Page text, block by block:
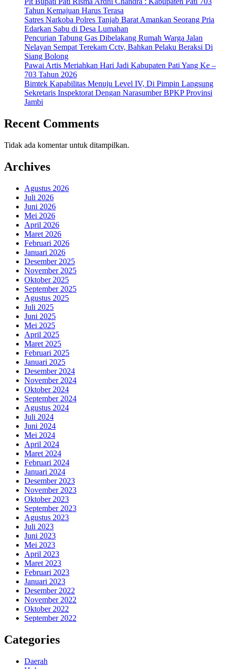
Tahun Kemajuan Harus Terasa
Satres Narkoba Polres Tanjab Barat Amankan Seorang Pria
Edarkan Sabu di Desa Lumahan
Pencurian Tabung Gas Dibelakang Rumah Warga Jalan
Nelayan Sempat Terekam Cctv, Bahkan Pelaku Beraksi Di
Siang Bolong
Pawai Artis Meriahkan Hari Jadi Kabupaten Pati Yang Ke –
703 Tahun 2026
Bimtek Kapabilitas Menuju Level IV, Di Pimpin Langsung
Sekretaris Inspektorat Dengan Narasumber BPKP Provinsi
Jambi
Recent Comments
Tidak ada komentar untuk ditampilkan.
Archives
Agustus 2026
Juli 2026
Juni 2026
Mei 2026
April 2026
Maret 2026
Februari 2026
Januari 2026
Desember 2025
November 2025
Oktober 2025
September 2025
Agustus 2025
Juli 2025
Juni 2025
Mei 2025
April 2025
Maret 2025
Februari 2025
Januari 2025
Desember 2024
November 2024
Oktober 2024
September 2024
Agustus 2024
Juli 2024
Juni 2024
Mei 2024
April 2024
Maret 2024
Februari 2024
Januari 2024
Desember 2023
November 2023
Oktober 2023
September 2023
Agustus 2023
Juli 2023
Juni 2023
Mei 2023
April 2023
Maret 2023
Februari 2023
Januari 2023
Desember 2022
November 2022
Oktober 2022
September 2022
Categories
Daerah